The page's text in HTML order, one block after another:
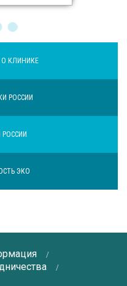
КЛИНИКЕ
РОССИИ
ЭКО